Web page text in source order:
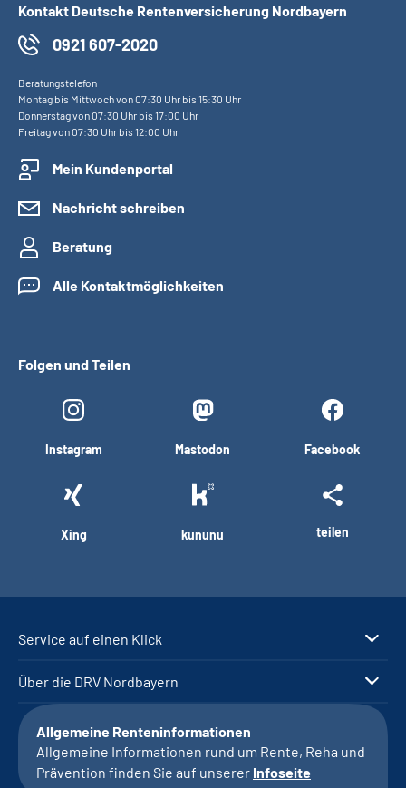
Kontakt Deutsche Rentenversicherung Nordbayern
0921 607-2020
Beratungstelefon
Montag bis Mittwoch von 07:30 Uhr bis 15:30 Uhr
Donnerstag von 07:30 Uhr bis 17:00 Uhr
Freitag von 07:30 Uhr bis 12:00 Uhr
Mein Kundenportal
Nachricht schreiben
Beratung
Alle Kontaktmöglichkeiten
Folgen und Teilen
Instagram Mastodon Facebook
Xing kununu teilen
Service auf einen Klick
Über die DRV Nordbayern
Allgemeine Renteninformationen
Allgemeine Informationen rund um Rente, Reha und
Prävention finden Sie auf unserer Infoseite